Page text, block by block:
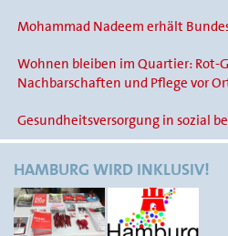
Mohammad Nadeem erhält
Wohnen bleiben im Quartier: Rot-
Nachbarschaften und Pflege vor
Gesundheitsversorgung in sozial
HAMBURG WIRD INKLUSIV!